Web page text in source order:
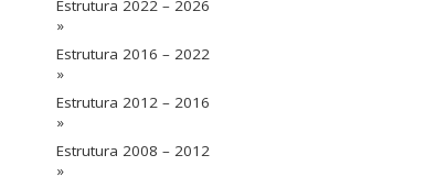
Estrutura 2022 – 2026
»
Estrutura 2016 – 2022
»
Estrutura 2012 – 2016
»
Estrutura 2008 – 2012
»